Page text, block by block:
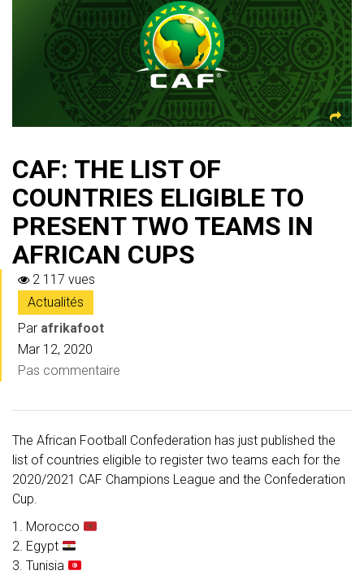
CAF: THE LIST OF
COUNTRIES ELIGIBLE TO
PRESENT TWO TEAMS IN
AFRICAN CUPS
2 117 vues
Actualités
Par afrikafoot
Mar 12, 2020
Pas commentaire
The African Football Confederation has just published the
list of countries eligible to register two teams each for the
2020/2021 CAF Champions League and the Confederation
Cup.
1. Morocco
2. Egypt
3. Tunisia